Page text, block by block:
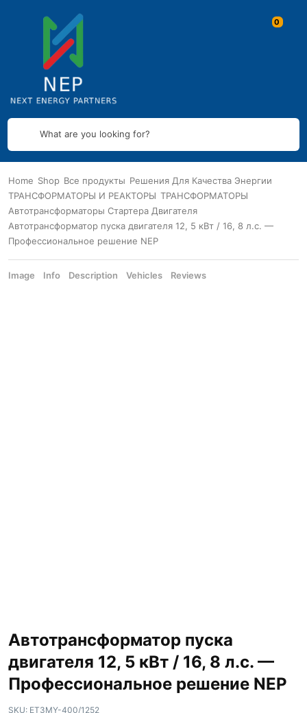
What are you looking for?
Home Shop Все продукты Решения Для Качества Энергии
ТРАНСФОРМАТОРЫ И РЕАКТОРЫ ТРАНСФОРМАТОРЫ
Автотрансформаторы Стартера Двигателя
Автотрансформатор пуска двигателя 12, 5 кВт / 16, 8 л.с. —
Профессиональное решение NEP
Image Info Description Vehicles Reviews
Автотрансформатор пуска
двигателя 12, 5 кВт / 16, 8 л.с. —
Профессиональное решение NEP
SKU: ET3MY-400/1252